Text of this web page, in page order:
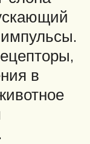
импульсы.
в